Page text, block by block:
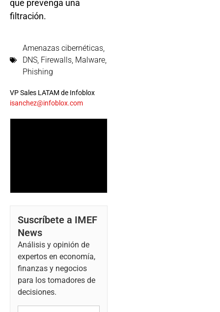
que prevenga una
filtración.
Amenazas cibernéticas,
DNS, Firewalls, Malware,
Phishing
VP Sales LATAM de Infoblox
isanchez@infoblox.com
Suscríbete a IMEF
News
Análisis y opinión de
expertos en economía,
finanzas y negocios
para los tomadores de
decisiones.